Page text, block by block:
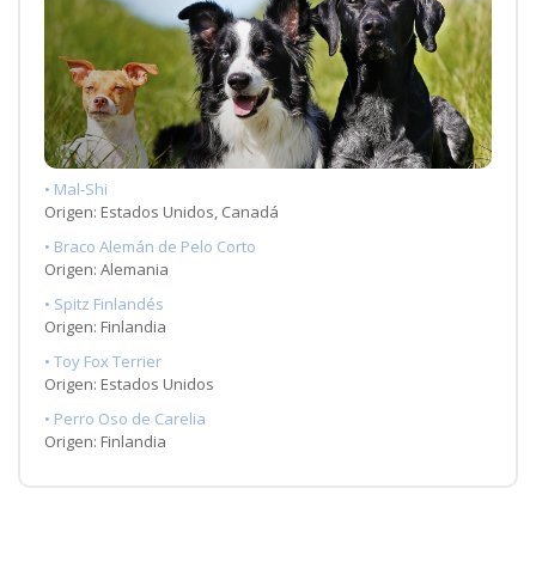
• Mal-Shi
Origen: Estados Unidos, Canadá
• Braco Alemán de Pelo Corto
Origen: Alemania
• Spitz Finlandés
Origen: Finlandia
• Toy Fox Terrier
Origen: Estados Unidos
• Perro Oso de Carelia
Origen: Finlandia